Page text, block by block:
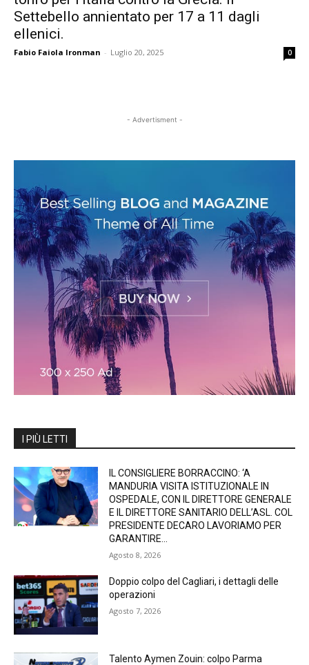
Settebello annientato per 17 a 11 dagli
ellenici.
Fabio Faiola Ironman - Luglio 20, 2025 0
- Advertisment -
I PIÙ LETTI
IL CONSIGLIERE BORRACCINO: ‘A
MANDURIA VISITA ISTITUZIONALE IN
OSPEDALE, CON IL DIRETTORE GENERALE
E IL DIRETTORE SANITARIO DELL’ASL. COL
PRESIDENTE DECARO LAVORIAMO PER
GARANTIRE...
Agosto 8, 2026
Doppio colpo del Cagliari, i dettagli delle
operazioni
Agosto 7, 2026
Talento Aymen Zouin: colpo Parma